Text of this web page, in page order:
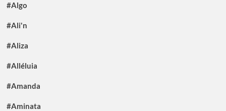
#Algo
#Ali'n
#Aliza
#Alléluia
#Amanda
#Aminata